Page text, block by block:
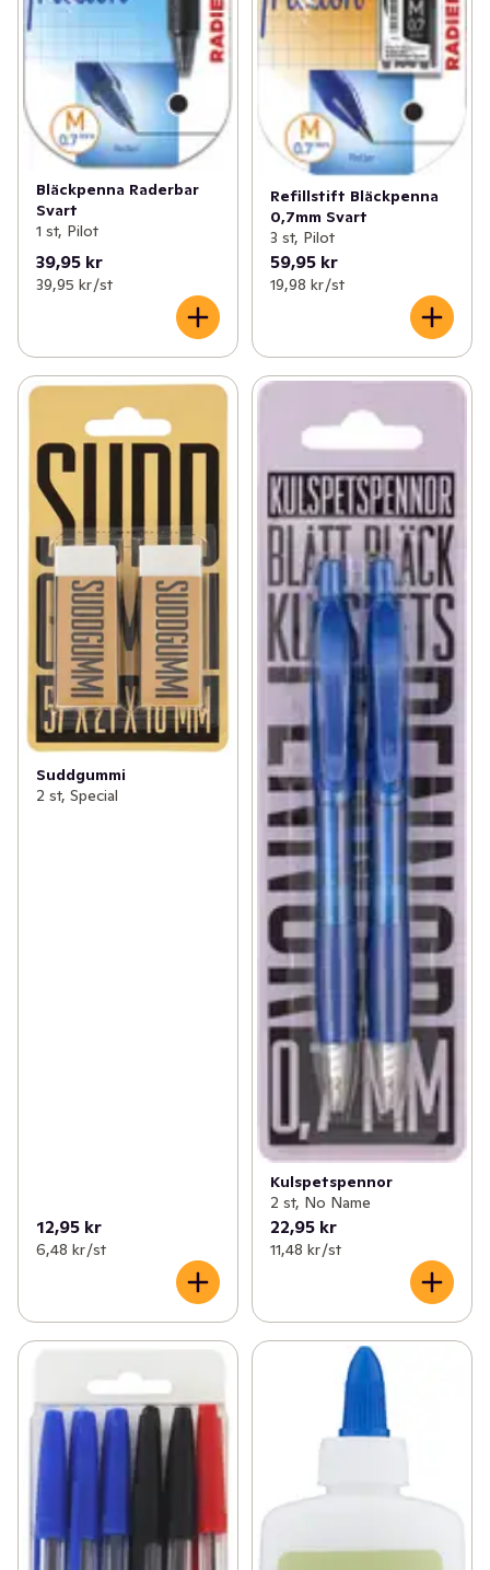
Bläckpenna Raderbar
Svart
1 st, Pilot
39,95 kr
39,95 kr /st
Refillstift Bläckpenna
0,7mm Svart
3 st, Pilot
59,95 kr
19,98 kr /st
Suddgummi
2 st, Special
12,95 kr
6,48 kr /st
Kulspetspennor
2 st, No Name
22,95 kr
11,48 kr /st